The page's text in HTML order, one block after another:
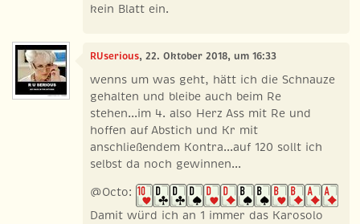
kein Blatt ein.
RUserious, 22. Oktober 2018, um 16:33
wenns um was geht, hätt ich die Schnauze
gehalten und bleibe auch beim Re
stehen...im 4. also Herz Ass mit Re und
hoffen auf Abstich und Kr mit
anschließendem Kontra...auf 120 sollt ich
selbst da noch gewinnen...
@Octo:
Damit würd ich an 1 immer das Karosolo